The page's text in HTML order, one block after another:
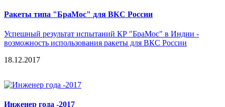
Ракеты типа "БраМос" для ВКС России
Успешный результат испытаний КР "БраМос" в Индии -
возможность использования ракеты для ВКС России
18.12.2017
Инженер года -2017